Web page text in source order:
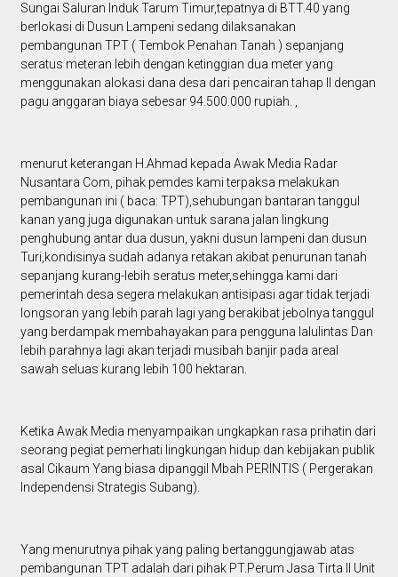
Sungai Saluran Induk Tarum Timur,tepatnya di BTT.40 yang
berlokasi di Dusun Lampeni sedang dilaksanakan
pembangunan TPT ( Tembok Penahan Tanah ) sepanjang
seratus meteran lebih dengan ketinggian dua meter yang
menggunakan alokasi dana desa dari pencairan tahap II dengan
pagu anggaran biaya sebesar 94.500.000 rupiah. ,
menurut keterangan H.Ahmad kepada Awak Media Radar
Nusantara Com, pihak pemdes kami terpaksa melakukan
pembangunan ini ( baca: TPT),sehubungan bantaran tanggul
kanan yang juga digunakan untuk sarana jalan lingkung
penghubung antar dua dusun, yakni dusun lampeni dan dusun
Turi,kondisinya sudah adanya retakan akibat penurunan tanah
sepanjang kurang-lebih seratus meter,sehingga kami dari
pemerintah desa segera melakukan antisipasi agar tidak terjadi
longsoran yang lebih parah lagi yang berakibat jebolnya tanggul
yang berdampak membahayakan para pengguna lalulintas Dan
lebih parahnya lagi akan terjadi musibah banjir pada areal
sawah seluas kurang lebih 100 hektaran.
Ketika Awak Media menyampaikan ungkapkan rasa prihatin dari
seorang pegiat pemerhati lingkungan hidup dan kebijakan publik
asal Cikaum Yang biasa dipanggil Mbah PERINTIS ( Pergerakan
Independensi Strategis Subang).
Yang menurutnya pihak yang paling bertanggungjawab atas
pembangunan TPT adalah dari pihak PT.Perum Jasa Tirta II Unit